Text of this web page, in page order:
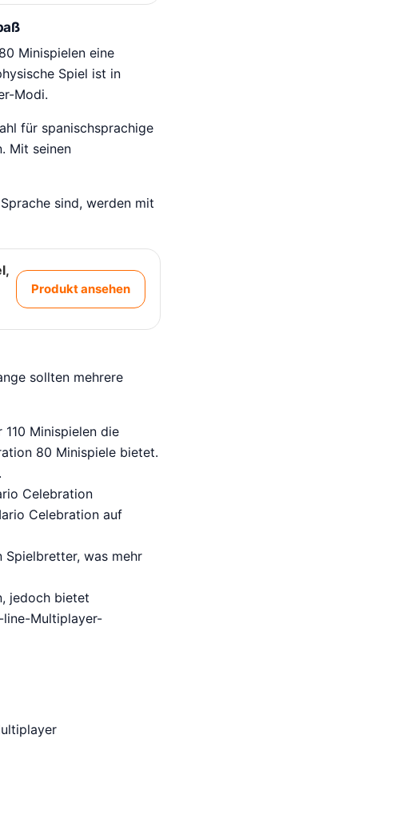
Minispielen eine
Spiel ist in
Modi.
für spanischsprachige
Mit seinen
sind, werden mit
Produkt ansehen
sollten mehrere
Minispielen die
80 Minispiele bietet.
Celebration
Celebration auf
was mehr
jedoch bietet
line-Multiplayer-